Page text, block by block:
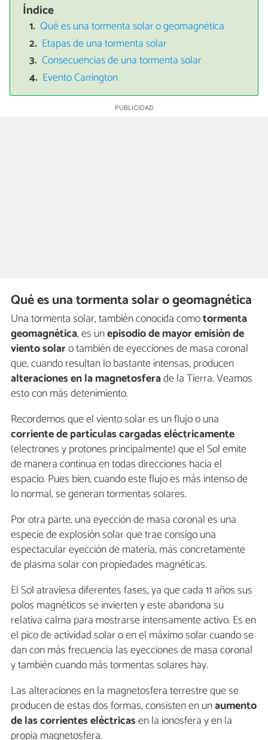
Índice
Qué es una tormenta solar o geomagnética
Etapas de una tormenta solar
Consecuencias de una tormenta solar
Evento Carrington
Qué es una tormenta solar o geomagnética
Una tormenta solar, también conocida comotormenta
geomagnética, es unepisodio demayor emisión de
viento solaro también de eyecciones de masa coronal
que, cuando resultan lo bastante intensas, producen
alteraciones en la magnetosferade la Tierra. Veamos
esto con más detenimiento.
Recordemos que el viento solar es un flujo o una
corriente de partículas cargadas eléctricamente
(electrones y protones principalmente) que el Sol emite
de manera continua en todas direcciones hacia el
espacio. Pues bien, cuando este flujo es más intenso de
lo normal, se generan tormentas solares.
Por otra parte, una eyección de masa coronal es una
especie de explosión solar que trae consigo una
espectacular eyección de materia, más concretamente
de plasma solar con propiedades magnéticas.
El Sol atraviesa diferentes fases, ya que cada 11 años sus
polos magnéticos se invierten y este abandona su
relativa calma para mostrarse intensamente activo. Es en
el pico de actividad solar o en el máximo solar cuando se
dan con más frecuencia las eyecciones de masa coronal
y también cuando más tormentas solares hay.
Las alteraciones en la magnetosfera terrestre que se
producen de estas dos formas, consisten en unaumento
de las corrientes eléctricasen la ionosfera y en la
propia magnetosfera.